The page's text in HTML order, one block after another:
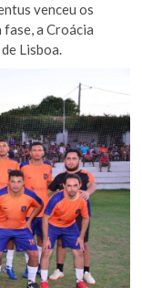
venceu os
a Croácia
Lisboa.